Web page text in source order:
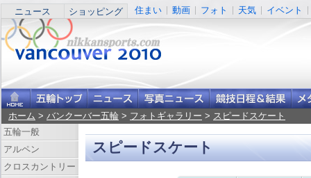
ニュース ショッピング 住まい 動画 フォト 天気 イベント
ホーム > バンクーバー五輪 > フォトギャラリー > スピードスケート
スピードスケート
五輪一般
アルペン
クロスカントリー